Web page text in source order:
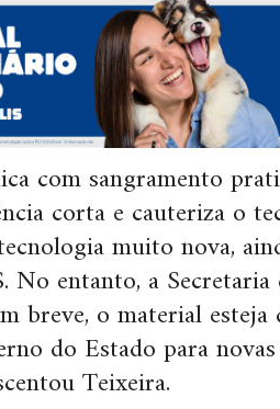
com sangramento
corta e cauteriza o
muito nova,
No entanto, a
breve, o material
do Estado para
Teixeira.